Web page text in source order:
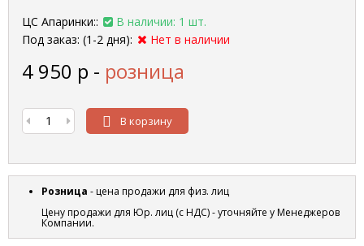
ЦС Апаринки::
В наличии: 1 шт.
Под заказ: (1-2 дня):
Нет в наличии
4 950 р - розница
В корзину
Розница - цена продажи для физ. лиц
Цену продажи для Юр. лиц (с НДС) - уточняйте у Менеджеров
Компании.